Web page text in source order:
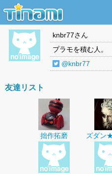
knbr77さん
プラモを積む人。
@knbr77
友達リスト
拙作拓磨 ズダン